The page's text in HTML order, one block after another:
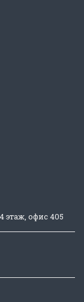
этаж, офис 405